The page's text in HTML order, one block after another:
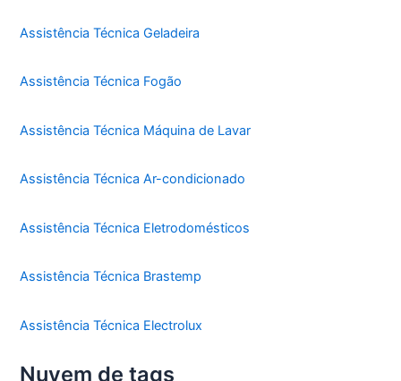
Assistência Técnica Geladeira
Assistência Técnica Fogão
Assistência Técnica Máquina de Lavar
Assistência Técnica Ar-condicionado
Assistência Técnica Eletrodomésticos
Assistência Técnica Brastemp
Assistência Técnica Electrolux
Nuvem de tags